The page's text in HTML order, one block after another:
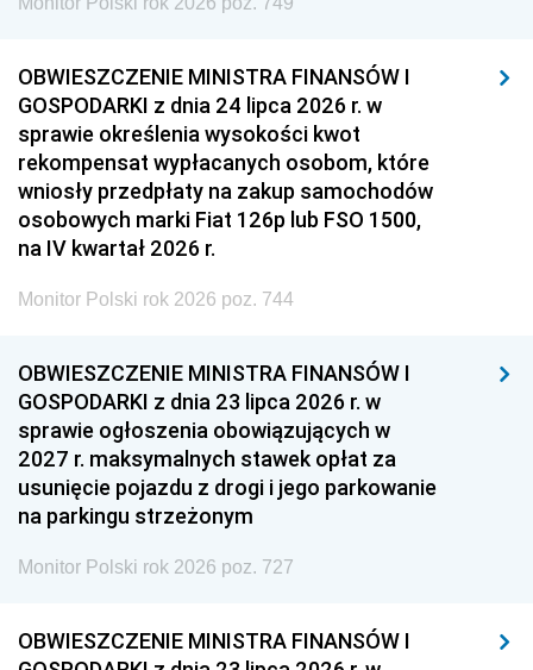
OBWIESZCZENIE MINISTRA FINANSÓW I
GOSPODARKI z dnia 24 lipca 2026 r. w
sprawie określenia wysokości kwot
rekompensat wypłacanych osobom, które
wniosły przedpłaty na zakup samochodów
osobowych marki Fiat 126p lub FSO 1500,
na IV kwartał 2026 r.
Monitor Polski rok 2026 poz. 744
OBWIESZCZENIE MINISTRA FINANSÓW I
GOSPODARKI z dnia 23 lipca 2026 r. w
sprawie ogłoszenia obowiązujących w
2027 r. maksymalnych stawek opłat za
usunięcie pojazdu z drogi i jego parkowanie
na parkingu strzeżonym
Monitor Polski rok 2026 poz. 727
OBWIESZCZENIE MINISTRA FINANSÓW I